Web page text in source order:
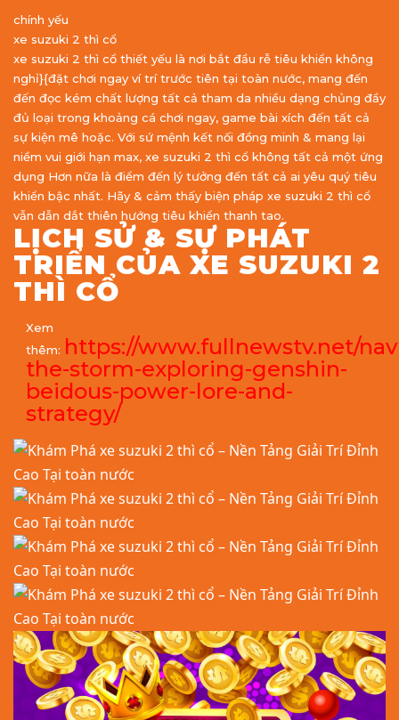
chính yếu
xe suzuki 2 thì cổ
xe suzuki 2 thì cổ thiết yếu là nơi bắt đầu rễ tiêu khiển không
nghỉ}{đặt chơi ngay ví trí trước tiên tại toàn nước, mang đến
đến đọc kém chất lượng tất cả tham da nhiều dạng chủng đầy
đủ loại trong khoảng cá chơi ngay, game bài xích đến tất cả
sự kiện mê hoặc. Với sứ mệnh kết nối đồng minh & mang lại
niềm vui giới hạn max, xe suzuki 2 thì cổ không tất cả một ứng
dụng Hơn nữa là điểm đến lý tưởng đến tất cả ai yêu quý tiêu
khiển bậc nhất. Hãy & cảm thấy biện pháp xe suzuki 2 thì cổ
vẫn dẫn dắt thiên hướng tiêu khiển thanh tao.
LỊCH SỬ & SỰ PHÁT
TRIỂN CỦA XE SUZUKI 2
THÌ CỔ
Xem
thêm: https://www.fullnewstv.net/
the-storm-exploring-genshin-
beidous-power-lore-and-
strategy/